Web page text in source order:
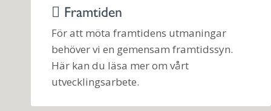
Framtiden
För att möta framtidens utmaningar
behöver vi en gemensam framtidssyn.
Här kan du läsa mer om vårt
utvecklingsarbete.